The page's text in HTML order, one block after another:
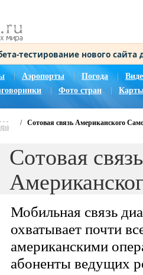
тестирование нового
| Аэропорты Погода |
Фото стран
/ Сотовая связь Американского
Сотовая связь
Мобильная связь
охватывает почти
американскими
абоненты ведущих